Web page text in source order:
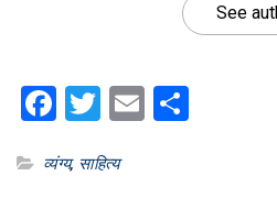
See
Facebook
Twitter
Email
व्यंग्य, साहित्य